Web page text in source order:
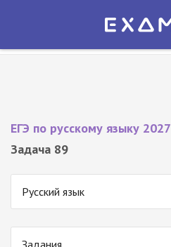
Экзамер — ЕГЭ 2027
ЕГЭ по русскому языку 2027
Задача 89
Русский язык
Задания